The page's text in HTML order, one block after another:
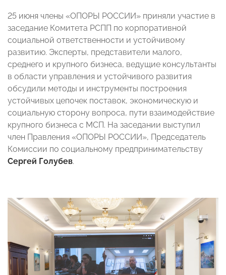
25 июня члены «ОПОРЫ РОССИИ» приняли участие в
заседание Комитета РСПП по корпоративной
социальной ответственности и устойчивому
развитию. Эксперты, представители малого,
среднего и крупного бизнеса, ведущие консультанты
в области управления и устойчивого развития
обсудили методы и инструменты построения
устойчивых цепочек поставок, экономическую и
социальную сторону вопроса, пути взаимодействие
крупного бизнеса с МСП. На заседании выступил
член Правления «ОПОРЫ РОССИИ», Председатель
Комиссии по социальному предпринимательству
Сергей Голубев.